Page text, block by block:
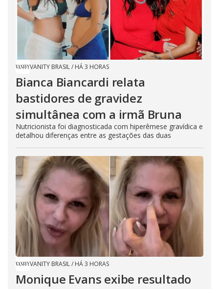
VANITY BRASIL/ HÁ 3 HORAS
Bianca Biancardi relata
bastidores de gravidez
simultânea com a irmã Bruna
Nutricionista foi diagnosticada com hiperêmese gravídica e
detalhou diferenças entre as gestações das duas
VANITY BRASIL/ HÁ 3 HORAS
Monique Evans exibe resultado